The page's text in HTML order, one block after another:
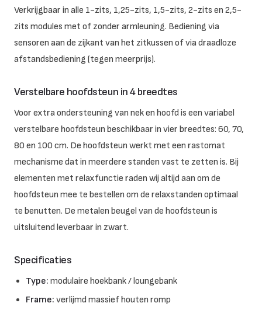
Verkrijgbaar in alle 1-zits, 1,25-zits, 1,5-zits, 2-zits en 2,5-
zits modules met of zonder armleuning. Bediening via
sensoren aan de zijkant van het zitkussen of via draadloze
afstandsbediening (tegen meerprijs).
Verstelbare hoofdsteun in 4 breedtes
Voor extra ondersteuning van nek en hoofd is een variabel
verstelbare hoofdsteun beschikbaar in vier breedtes: 60, 70,
80 en 100 cm. De hoofdsteun werkt met een rastomat
mechanisme dat in meerdere standen vast te zetten is. Bij
elementen met relaxfunctie raden wij altijd aan om de
hoofdsteun mee te bestellen om de relaxstanden optimaal
te benutten. De metalen beugel van de hoofdsteun is
uitsluitend leverbaar in zwart.
Specificaties
Type: modulaire hoekbank / loungebank
Frame: verlijmd massief houten romp